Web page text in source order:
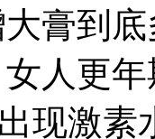
膏到
人更
现激